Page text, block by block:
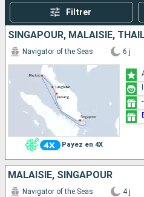
Filtrer
SINGAPOUR, MALAISIE,
Payez en 4X
Navigator of the Seas 6 j
MALAISIE, SINGAPOUR
Navigator of the Seas 4 j